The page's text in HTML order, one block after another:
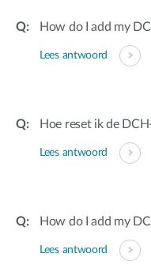
How do I add my
Lees antwoord
Hoe reset ik de
Lees antwoord
How do I add my
Lees antwoord